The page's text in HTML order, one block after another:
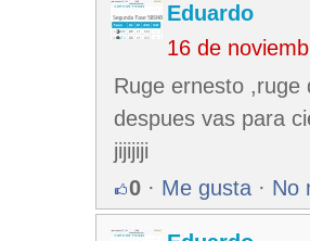
Eduardo
16 de
Ruge ernesto ,ruge
despues vas para
jijijiji
0 · Me gusta · No